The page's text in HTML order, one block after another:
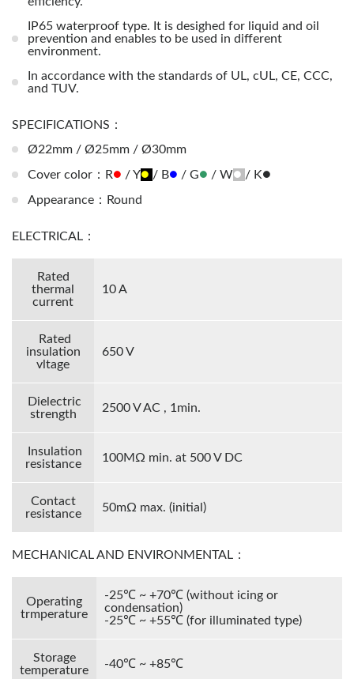
IP65 waterproof type. It is desighed for liquid and oil
prevention and enables to be used in different
environment.
In accordance with the standards of UL, cUL, CE, CCC,
and TUV.
SPECIFICATIONS：
Ø22mm / Ø25mm / Ø30mm
Cover color：R● / Y● / B● / G● / W● / K●
Appearance：Round
ELECTRICAL：
Rated
thermal
current
10 A
Rated
insulation
vltage
650 V
Dielectric
strength
2500 V AC , 1min.
Insulation
resistance
100MΩ min. at 500 V DC
Contact
resistance
50mΩ max. (initial)
MECHANICAL AND ENVIRONMENTAL：
Operating
trmperature
-25℃ ~ +70℃ (without icing or
condensation)
-25℃ ~ +55℃ (for illuminated type)
Storage
temperature
-40℃ ~ +85℃